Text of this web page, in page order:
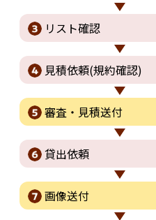
リスト確認
見積依頼(規約確認)
審査・ 見積送付
貸出依頼
画像送付